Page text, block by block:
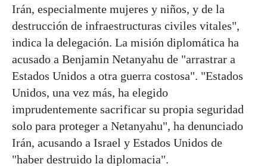
Irán, especialmente mujeres y niños, y de la
destrucción de infraestructuras civiles vitales",
indica la delegación. La misión diplomática ha
acusado a Benjamin Netanyahu de "arrastrar a
Estados Unidos a otra guerra costosa". "Estados
Unidos, una vez más, ha elegido
imprudentemente sacrificar su propia seguridad
solo para proteger a Netanyahu", ha denunciado
Irán, acusando a Israel y Estados Unidos de
"haber destruido la diplomacia".